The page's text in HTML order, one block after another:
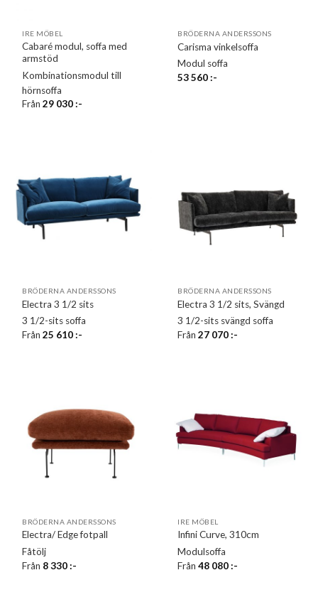
IRE MÖBEL
Cabaré modul, soffa med
armstöd
Kombinationsmodul till
hörnsoffa
Från29 030:-
BRÖDERNA ANDERSSONS
Carisma vinkelsoffa
Modul soffa
53 560:-
BRÖDERNA ANDERSSONS
Electra 3 1/2 sits
3 1/2-sits soffa
Från25 610:-
BRÖDERNA ANDERSSONS
Electra 3 1/2 sits, Svängd
3 1/2-sits svängd soffa
Från27 070:-
BRÖDERNA ANDERSSONS
Electra/ Edge fotpall
Fåtölj
Från 8 330:-
IRE MÖBEL
Infini Curve, 310cm
Modulsoffa
Från48 080:-